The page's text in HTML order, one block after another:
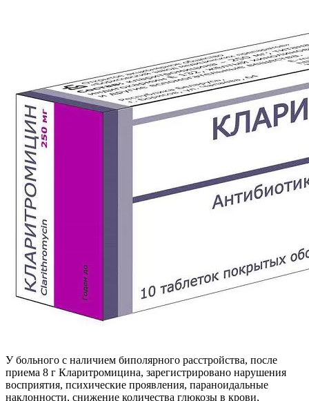
У больного с наличием биполярного расстройства, после
приема 8 г Кларитромицина, зарегистрировано нарушения
восприятия, психические проявления, параноидальные
наклонности, снижение количества глюкозы в крови,